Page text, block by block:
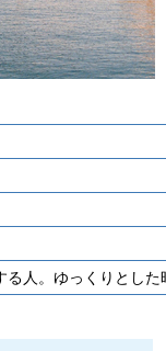
人。ゆっくりとした